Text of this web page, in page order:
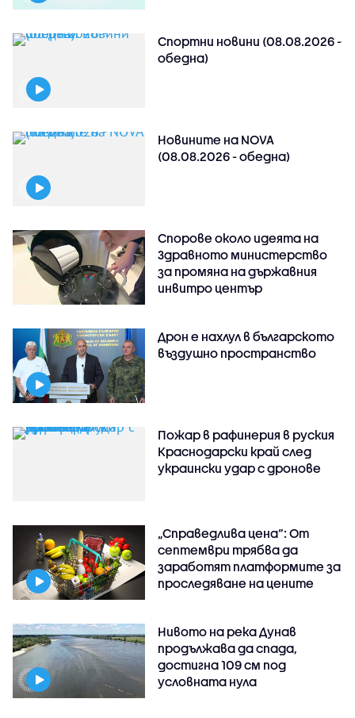
Спортни новини (08.08.2026 -
обедна)
Новините на NOVA
(08.08.2026 - обедна)
Спорове около идеята на
Здравното министерство
за промяна на държавния
инвитро център
Дрон е нахлул в българското
въздушно пространство
Пожар в рафинерия в руския
Краснодарски край след
украински удар с дронове
„Справедлива цена“: От
септември трябва да
заработят платформите за
проследяване на цените
Нивото на река Дунав
продължава да спада,
достигна 109 см под
условната нула